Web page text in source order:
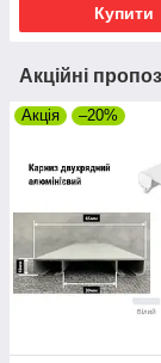
Купити
Акційні
Акція –20%